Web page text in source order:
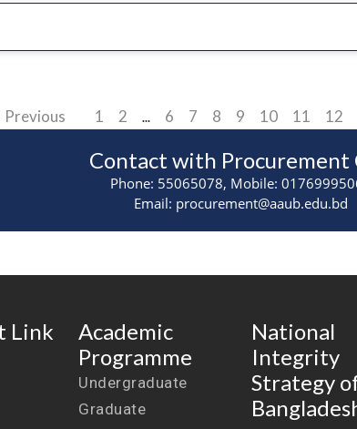
1 2 ... 6 7 8 9 10 11 12
Contact with Procurement
Phone: 55065078, Mobile:
Email: procurement@aaub.edu.bd
Link
Academic
Programme
Undergraduate
Graduate
National
Integrity
Strategy